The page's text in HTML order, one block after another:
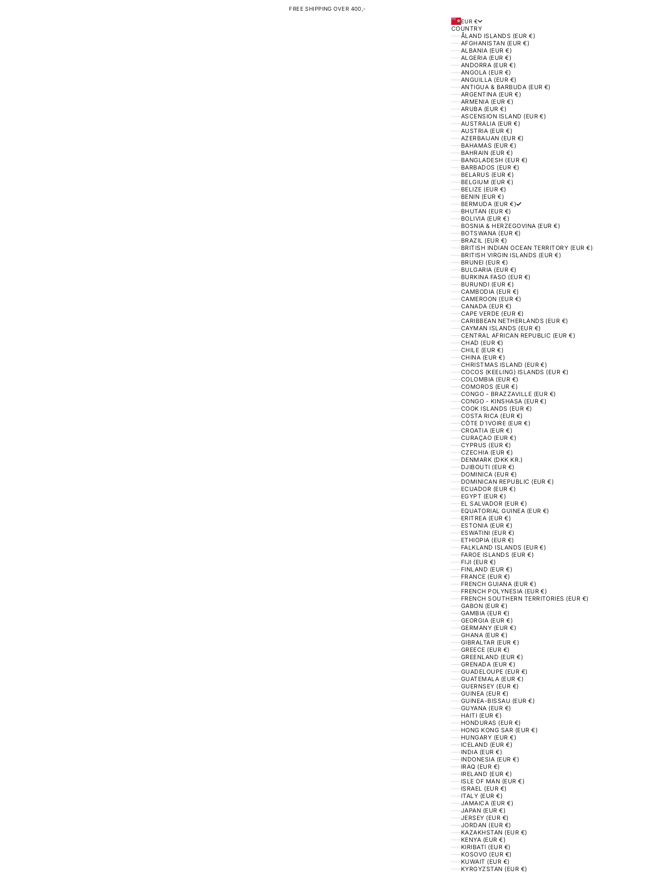
FREE SHIPPING OVER 400,-
EUR €
COUNTRY
ÅLAND ISLANDS (EUR €)
AFGHANISTAN (EUR €)
ALBANIA (EUR €)
ALGERIA (EUR €)
ANDORRA (EUR €)
ANGOLA (EUR €)
ANGUILLA (EUR €)
ANTIGUA & BARBUDA (EUR €)
ARGENTINA (EUR €)
ARMENIA (EUR €)
ARUBA (EUR €)
ASCENSION ISLAND (EUR €)
AUSTRALIA (EUR €)
AUSTRIA (EUR €)
AZERBAIJAN (EUR €)
BAHAMAS (EUR €)
BAHRAIN (EUR €)
BANGLADESH (EUR €)
BARBADOS (EUR €)
BELARUS (EUR €)
BELGIUM (EUR €)
BELIZE (EUR €)
BENIN (EUR €)
BERMUDA (EUR €)
BHUTAN (EUR €)
BOLIVIA (EUR €)
BOSNIA & HERZEGOVINA (EUR €)
BOTSWANA (EUR €)
BRAZIL (EUR €)
BRITISH INDIAN OCEAN TERRITORY (EUR €)
BRITISH VIRGIN ISLANDS (EUR €)
BRUNEI (EUR €)
BULGARIA (EUR €)
BURKINA FASO (EUR €)
BURUNDI (EUR €)
CAMBODIA (EUR €)
CAMEROON (EUR €)
CANADA (EUR €)
CAPE VERDE (EUR €)
CARIBBEAN NETHERLANDS (EUR €)
CAYMAN ISLANDS (EUR €)
CENTRAL AFRICAN REPUBLIC (EUR €)
CHAD (EUR €)
CHILE (EUR €)
CHINA (EUR €)
CHRISTMAS ISLAND (EUR €)
COCOS (KEELING) ISLANDS (EUR €)
COLOMBIA (EUR €)
COMOROS (EUR €)
CONGO - BRAZZAVILLE (EUR €)
CONGO - KINSHASA (EUR €)
COOK ISLANDS (EUR €)
COSTA RICA (EUR €)
CÔTE D’IVOIRE (EUR €)
CROATIA (EUR €)
CURAÇAO (EUR €)
CYPRUS (EUR €)
CZECHIA (EUR €)
DENMARK (DKK KR.)
DJIBOUTI (EUR €)
DOMINICA (EUR €)
DOMINICAN REPUBLIC (EUR €)
ECUADOR (EUR €)
EGYPT (EUR €)
EL SALVADOR (EUR €)
EQUATORIAL GUINEA (EUR €)
ERITREA (EUR €)
ESTONIA (EUR €)
ESWATINI (EUR €)
ETHIOPIA (EUR €)
FALKLAND ISLANDS (EUR €)
FAROE ISLANDS (EUR €)
FIJI (EUR €)
FINLAND (EUR €)
FRANCE (EUR €)
FRENCH GUIANA (EUR €)
FRENCH POLYNESIA (EUR €)
FRENCH SOUTHERN TERRITORIES (EUR €)
GABON (EUR €)
GAMBIA (EUR €)
GEORGIA (EUR €)
GERMANY (EUR €)
GHANA (EUR €)
GIBRALTAR (EUR €)
GREECE (EUR €)
GREENLAND (EUR €)
GRENADA (EUR €)
GUADELOUPE (EUR €)
GUATEMALA (EUR €)
GUERNSEY (EUR €)
GUINEA (EUR €)
GUINEA-BISSAU (EUR €)
GUYANA (EUR €)
HAITI (EUR €)
HONDURAS (EUR €)
HONG KONG SAR (EUR €)
HUNGARY (EUR €)
ICELAND (EUR €)
INDIA (EUR €)
INDONESIA (EUR €)
IRAQ (EUR €)
IRELAND (EUR €)
ISLE OF MAN (EUR €)
ISRAEL (EUR €)
ITALY (EUR €)
JAMAICA (EUR €)
JAPAN (EUR €)
JERSEY (EUR €)
JORDAN (EUR €)
KAZAKHSTAN (EUR €)
KENYA (EUR €)
KIRIBATI (EUR €)
KOSOVO (EUR €)
KUWAIT (EUR €)
KYRGYZSTAN (EUR €)